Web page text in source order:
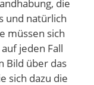
die
und natürlich
müssen sich
jeden Fall
Bild über das
sich dazu die